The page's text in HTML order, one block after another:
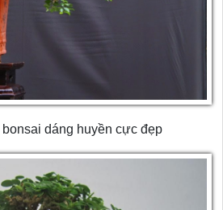
dáng huyền cực đẹp